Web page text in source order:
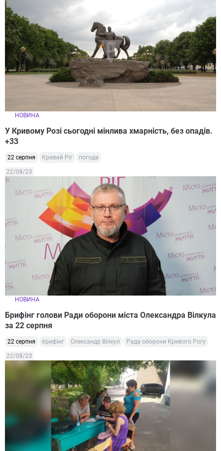
НОВИНА
У Кривому Розі сьогодні мінлива хмарність, без опадів.
+33
22 серпня Кривий Ріг погода
22/08/23
НОВИНА
Брифінг голови Ради оборони міста Олександра Вілкула
за 22 серпня
22 серпня брифінг Олександр Вілкул Рада оборони Кривого Рогу
22/08/23